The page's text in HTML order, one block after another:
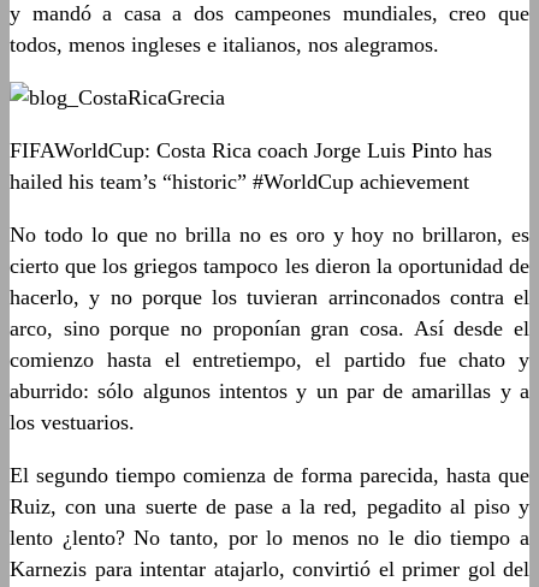
y mandó a casa a dos campeones mundiales, creo que
todos, menos ingleses e italianos, nos alegramos.
FIFAWorldCup: Costa Rica coach Jorge Luis Pinto has
hailed his team’s “historic” #WorldCup achievement
No todo lo que no brilla no es oro y hoy no brillaron, es
cierto que los griegos tampoco les dieron la oportunidad de
hacerlo, y no porque los tuvieran arrinconados contra el
arco, sino porque no proponían gran cosa. Así desde el
comienzo hasta el entretiempo, el partido fue chato y
aburrido: sólo algunos intentos y un par de amarillas y a
los vestuarios.
El segundo tiempo comienza de forma parecida, hasta que
Ruiz, con una suerte de pase a la red, pegadito al piso y
lento ¿lento? No tanto, por lo menos no le dio tiempo a
Karnezis para intentar atajarlo, convirtió el primer gol del